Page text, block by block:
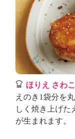
ほりえ さわこ
えのき1袋分を
しく焼き上げた
が生まれます。